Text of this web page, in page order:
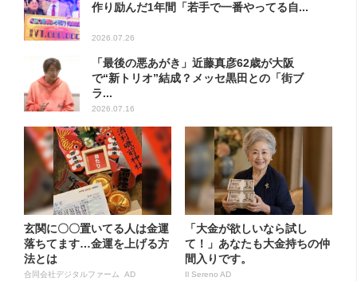
作り励んだ1年間「若手で一番やってる自...
2026.07.26
「最後の悪あがき」近藤真彦62歳が大阪
で“新トリオ”結成？メッセ黒田との「街ブ
ラ...
2026.07.16
玄関に〇〇置いてる人は金運
落ちてます…金運を上げる方
法とは
合同会社デジタルファーム AD
「大金が欲しいなら試し
て！」あなたも大金持ちの仲
間入りです。
Il Sereno AD